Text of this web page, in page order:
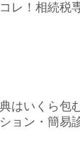
レ！相続税
はいくら包
ョン・簡易